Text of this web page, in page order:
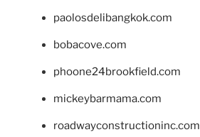
paolosdelibangkok.com
bobacove.com
phoone24brookfield.com
mickeybarmama.com
roadwayconstructioninc.com